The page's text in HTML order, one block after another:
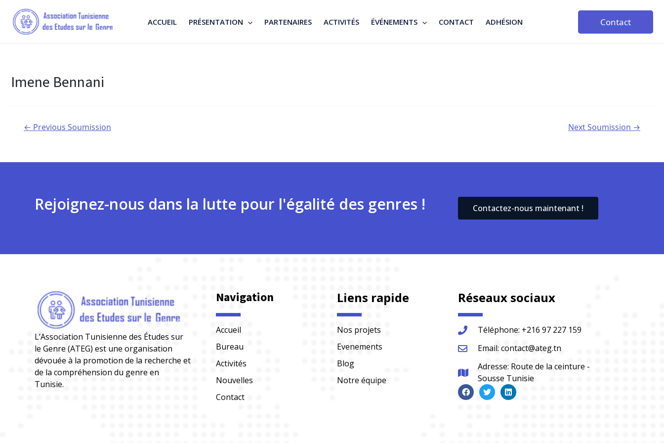
ACCUEIL PRÉSENTATION PARTENAIRES ACTIVITÉS ÉVÉNEMENTS CONTACT ADHÉSION Contact
Imene Bennani
← Previous Soumission Next Soumission →
Rejoignez-nous dans la lutte pour l'égalité des genres ! Contactez-nous maintenant !
L’Association Tunisienne des Études sur
le Genre (ATEG) est une organisation
dévouée à la promotion de la recherche et
de la compréhension du genre en
Tunisie.
Navigation
Accueil
Bureau
Activités
Nouvelles
Contact
Liens rapide
Nos projets
Evenements
Blog
Notre équipe
Réseaux sociaux
Téléphone: +216 97 227 159
Email: contact@ateg.tn
Adresse: Route de la ceinture -
Sousse Tunisie